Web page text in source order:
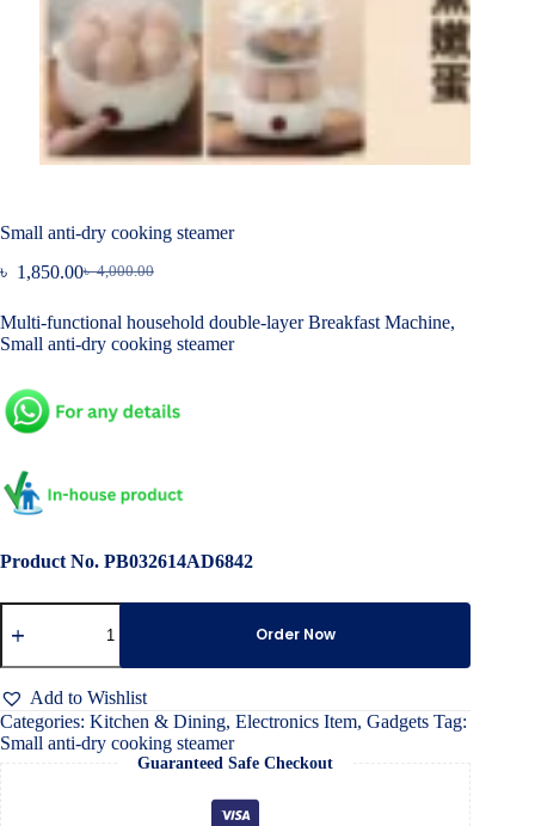
Small anti-dry cooking steamer
৳4,000.00
Original
was:
৳ 4,000.00.
৳ 1,850.00Current
is:
৳ 1,850.00.
Multi-functional household double-layer Breakfast Machine,
Small anti-dry cooking steamer
Product No. PB032614AD6842
Small
anti-
cooking
steamer
quantity
Order Now
Add to Wishlist
Categories: Kitchen & Dining, Electronics Item, Gadgets Tag:
Small anti-dry cooking steamer
Guaranteed Safe Checkout